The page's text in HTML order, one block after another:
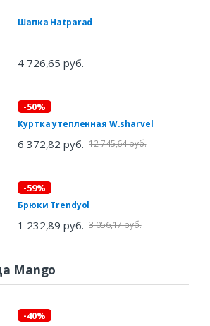
Шапка Hatparad
4 726,65 руб.
-50%
Куртка утепленная W.sharvel
6 372,82 руб. 12 745,64 руб.
-59%
Брюки Trendyol
1 232,89 руб. 3 056,17 руб.
Mango
-40%